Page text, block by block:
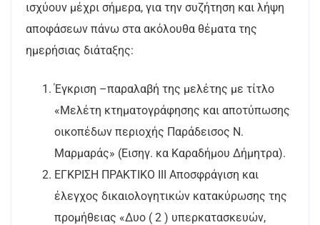
ισχύουν μέχρι σήμερα, για την συζήτηση και λήψη
αποφάσεων πάνω στα ακόλουθα θέματα της
ημερήσιας διάταξης:
Έγκριση –παραλαβή της μελέτης με τίτλο
«Μελέτη κτηματογράφησης και αποτύπωσης
οικοπέδων περιοχής Παράδεισος Ν.
Μαρμαράς» (Εισηγ. κα Καραδήμου Δήμητρα).
ΕΓΚΡΙΣΗ ΠΡΑΚΤΙΚΟ ΙΙΙ Αποσφράγιση και
έλεγχος δικαιολογητικών κατακύρωσης της
προμήθειας «Δυο ( 2 ) υπερκατασκευών,